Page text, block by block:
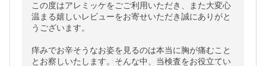
この度はアレミッケをごご利用いただき、また大変心
温まる嬉しいレビューをお寄せいただき誠にありがと
うございます。
痒みでお辛そうなお姿を見るのは本当に胸が痛むこと
とお察しいたします。そんな中、当検査をお役立てい